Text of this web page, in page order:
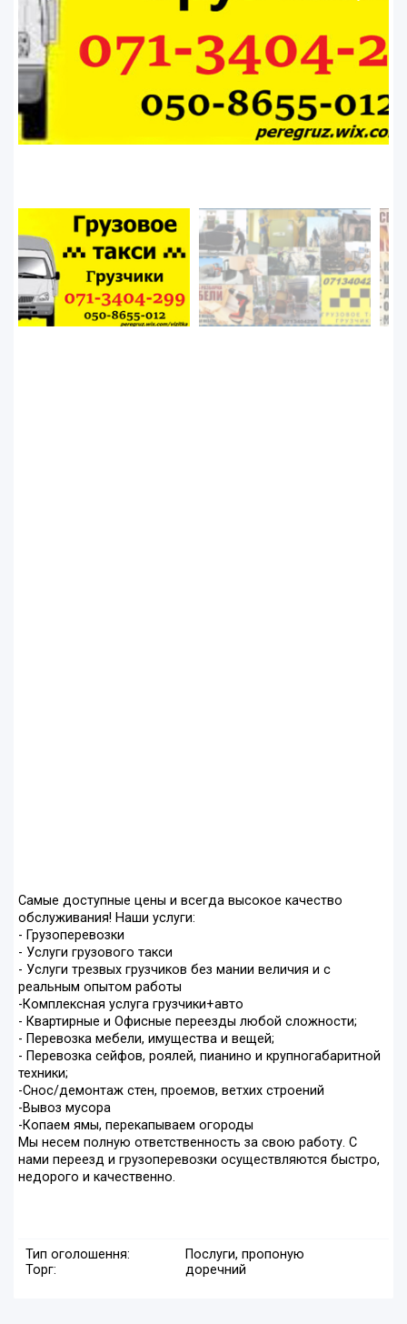
Самые доступные цены и всегда высокое качество
обслуживания! Наши услуги:
- Грузоперевозки
- Услуги грузового такси
- Услуги трезвых грузчиков без мании величия и с
реальным опытом работы
-Комплексная услуга грузчики+авто
- Квартирные и Офисные переезды любой сложности;
- Перевозка мебели, имущества и вещей;
- Перевозка сейфов, роялей, пианино и крупногабаритной
техники;
-Снос/демонтаж стен, проемов, ветхих строений
-Вывоз мусора
-Копаем ямы, перекапываем огороды
Мы несем полную ответственность за свою работу. С
нами переезд и грузоперевозки осуществляются быстро,
недорого и качественно.
Тип оголошення:
Послуги, пропоную
Торг:
доречний